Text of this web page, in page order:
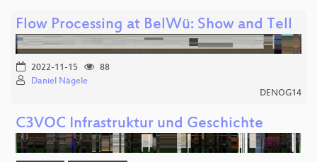
Flow Processing at BelWü: Show and Tell
2022-11-15
88
Daniel Nägele
DENOG14
C3VOC Infrastruktur und Geschichte